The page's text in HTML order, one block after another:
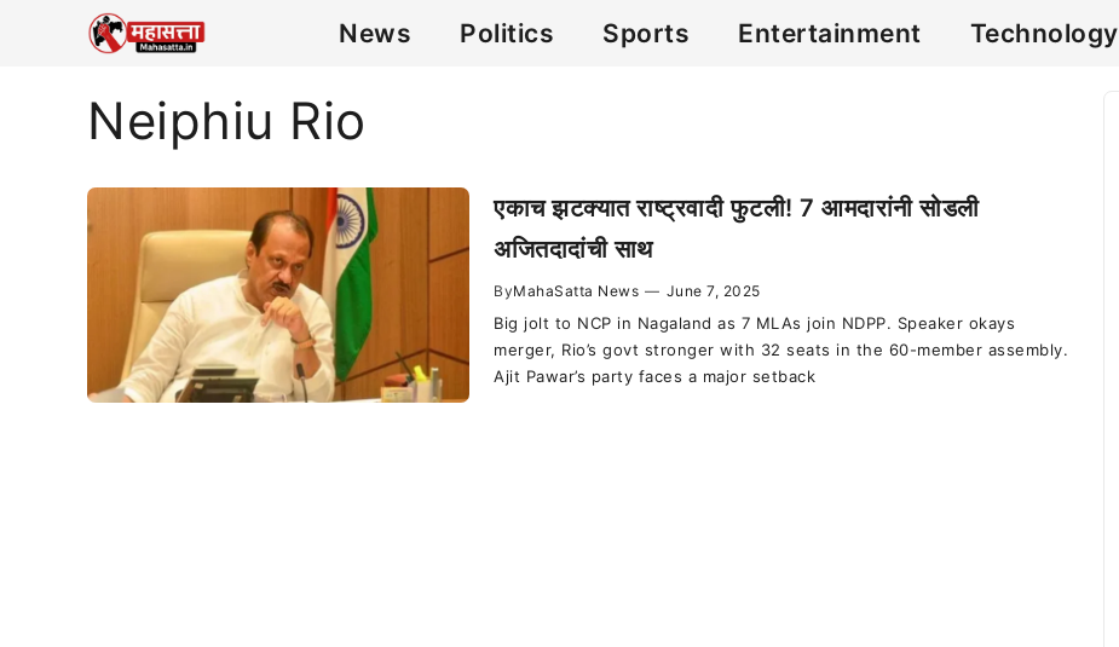
News Politics Sports Entertainment Technology
Neiphiu Rio
एकाच झटक्यात राष्ट्रवादी फुटली! 7 आमदारांनी सोडली
अजितदादांची साथ
ByMahaSatta News — June 7, 2025
Big jolt to NCP in Nagaland as 7 MLAs join NDPP. Speaker okays
merger, Rio’s govt stronger with 32 seats in the 60-member assembly.
Ajit Pawar’s party faces a major setback